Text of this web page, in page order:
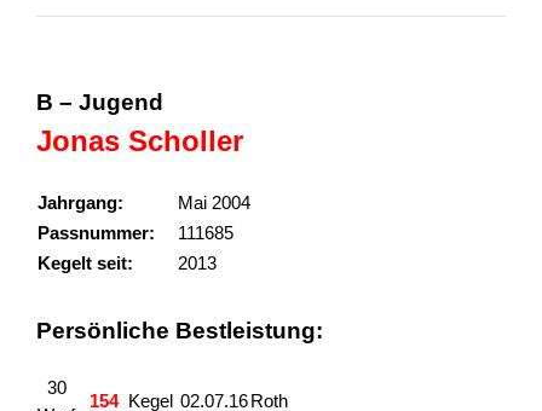
B – Jugend
Jonas Scholler
Jahrgang:
Mai 2004
Passnummer:
111685
Kegelt seit:
2013
Persönliche Bestleistung:
30
154 Kegel 02.07.16Roth